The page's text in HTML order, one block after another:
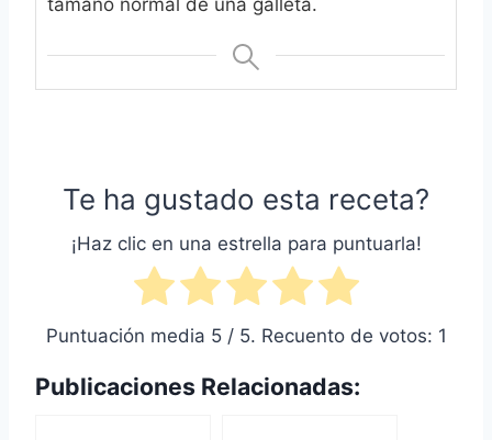
tamaño normal de una galleta.
Te ha gustado esta receta?
¡Haz clic en una estrella para puntuarla!
Puntuación media 5/ 5. Recuento de votos: 1
Publicaciones Relacionadas: